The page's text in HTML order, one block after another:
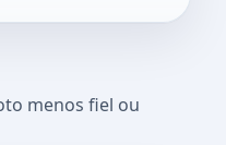
menos fiel ou